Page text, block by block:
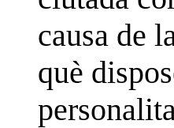
causa de
què